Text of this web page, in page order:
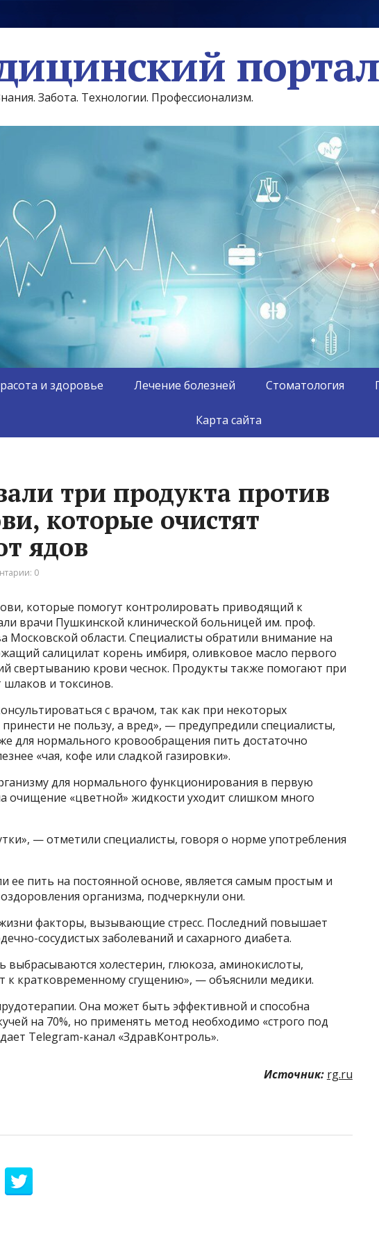
портал
Забота. Технологии. Профессионализм.
и здоровье Лечение болезней Стоматология
Карта сайта
три продукта против
которые очистят
ядов
0
которые помогут контролировать приводящий к
врачи Пушкинской клинической больницей им. проф.
Московской области. Специалисты обратили внимание на
салицилат корень имбиря, оливковое масло первого
свертыванию крови чеснок. Продукты также помогают при
и токсинов.
с врачом, так как при некоторых
не пользу, а вред», — предупредили специалисты,
для нормального кровообращения пить достаточно
«чая, кофе или сладкой газировки».
для нормального функционирования в первую
очищение «цветной» жидкости уходит слишком много
— отметили специалисты, говоря о норме употребления
ее пить на постоянной основе, является самым простым и
организма, подчеркнули они.
факторы, вызывающие стресс. Последний повышает
сосудистых заболеваний и сахарного диабета.
выбрасываются холестерин, глюкоза, аминокислоты,
к кратковременному сгущению», — объяснили медики.
Она может быть эффективной и способна
на 70%, но применять метод необходимо «строго под
Telegram-канал «ЗдравКонтроль».
Источник: rg.ru